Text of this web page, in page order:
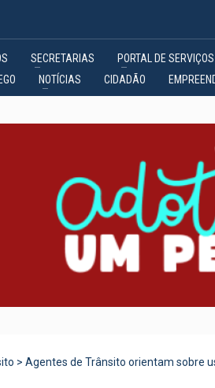
SECRETARIAS PORTAL DE SERVIÇOS
NOTÍCIAS CIDADÃO
> Agentes de Trânsito orientam sobre